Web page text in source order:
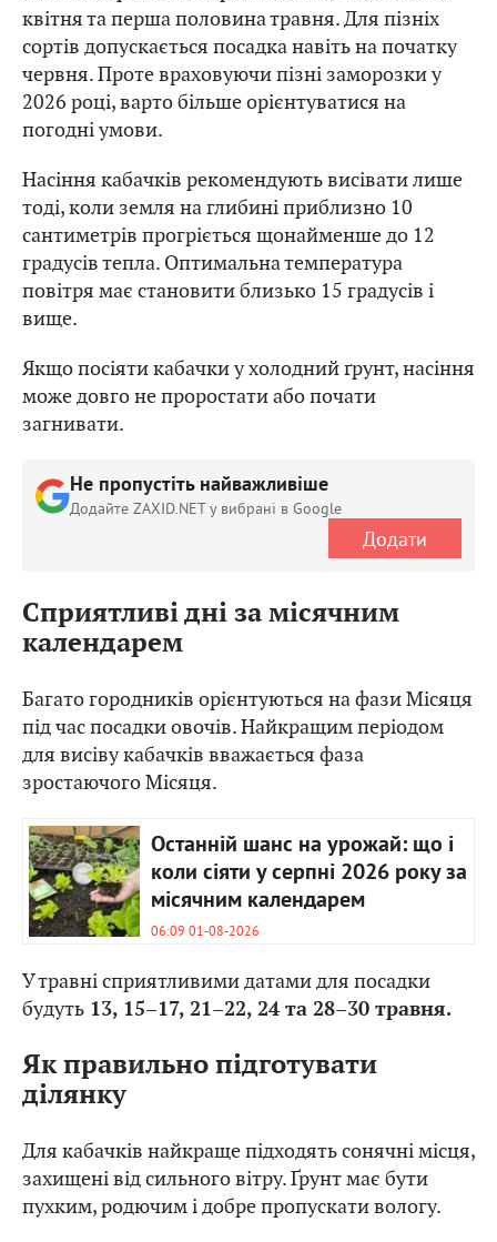
квітня та перша половина травня. Для пізніх
сортів допускається посадка навіть на початку
червня. Проте враховуючи пізні заморозки у
2026 році, варто більше орієнтуватися на
погодні умови.
Насіння кабачків рекомендують висівати лише
тоді, коли земля на глибині приблизно 10
сантиметрів прогріється щонайменше до 12
градусів тепла. Оптимальна температура
повітря має становити близько 15 градусів і
вище.
Якщо посіяти кабачки у холодний ґрунт, насіння
може довго не проростати або почати
загнивати.
Не пропустіть найважливіше
Додайте ZAXID.NET у вибрані в Google
Додати
Сприятливі дні за місячним
календарем
Багато городників орієнтуються на фази Місяця
під час посадки овочів. Найкращим періодом
для висіву кабачків вважається фаза
зростаючого Місяця.
Останній шанс на урожай: що і
коли сіяти у серпні 2026 року за
місячним календарем
06:09 01-08-2026
У травні сприятливими датами для посадки
будуть 13, 15–17, 21–22, 24 та 28–30 травня.
Як правильно підготувати
ділянку
Для кабачків найкраще підходять сонячні місця,
захищені від сильного вітру. Ґрунт має бути
пухким, родючим і добре пропускати вологу.